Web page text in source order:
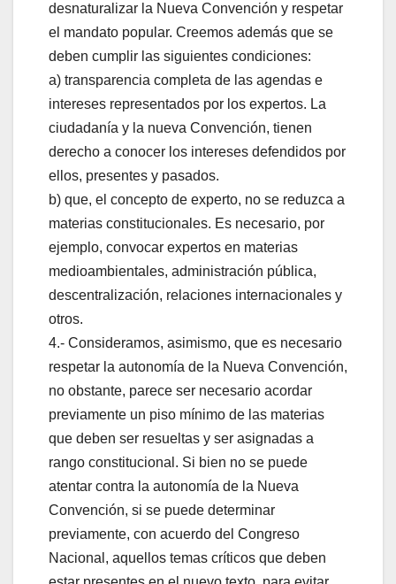
desnaturalizar la Nueva Convención y respetar
el mandato popular. Creemos además que se
deben cumplir las siguientes condiciones:
a) transparencia completa de las agendas e
intereses representados por los expertos. La
ciudadanía y la nueva Convención, tienen
derecho a conocer los intereses defendidos por
ellos, presentes y pasados.
b) que, el concepto de experto, no se reduzca a
materias constitucionales. Es necesario, por
ejemplo, convocar expertos en materias
medioambientales, administración pública,
descentralización, relaciones internacionales y
otros.
4.- Consideramos, asimismo, que es necesario
respetar la autonomía de la Nueva Convención,
no obstante, parece ser necesario acordar
previamente un piso mínimo de las materias
que deben ser resueltas y ser asignadas a
rango constitucional. Si bien no se puede
atentar contra la autonomía de la Nueva
Convención, si se puede determinar
previamente, con acuerdo del Congreso
Nacional, aquellos temas críticos que deben